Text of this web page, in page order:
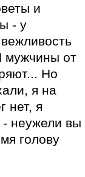
и
- у
мужчины от
Но
я на
нет, я
- неужели вы
голову